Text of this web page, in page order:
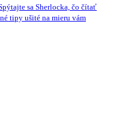
sa Sherlocka, čo čítať
tipy ušité na mieru vám